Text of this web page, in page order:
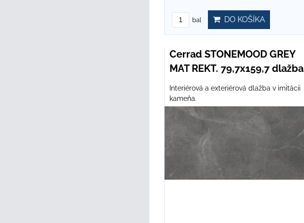
bal DO KOŠÍKA
Cerrad STONEMOOD GREY
MAT REKT. 79,7x159,7 dlažba
Interiérová a exteriérová dlažba v imitácii
kameňa.